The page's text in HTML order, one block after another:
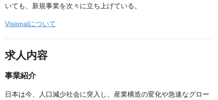
いても、新規事業を次々に立ち上げている。
Visionalについて
求人内容
事業紹介
日本は今、人口減少社会に突入し、産業構造の変化や急速なグロー